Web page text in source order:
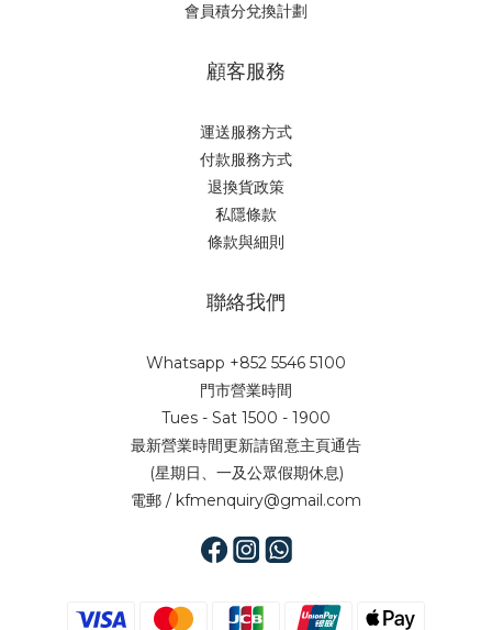
會員積分兌換計劃
顧客服務
運送服務方式
付款服務方式
退換貨政策
私隱條款
條款與細則
聯絡我們
Whatsapp +852 5546 5100
門市營業時間
Tues - Sat 1500 - 1900
最新營業時間更新請留意主頁通告
(星期日、一及公眾假期休息)
電郵 / kfmenquiry@gmail.com